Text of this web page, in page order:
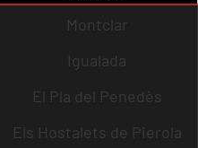
Montclar
Igualada
El Pla del Penedès
Els Hostalets de Pierola